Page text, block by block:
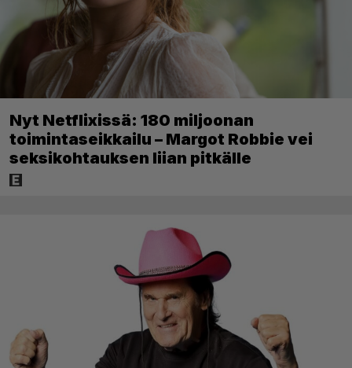
Nyt Netflixissä: 180 miljoonan
toimintaseikkailu – Margot Robbie vei
seksikohtauksen liian pitkälle